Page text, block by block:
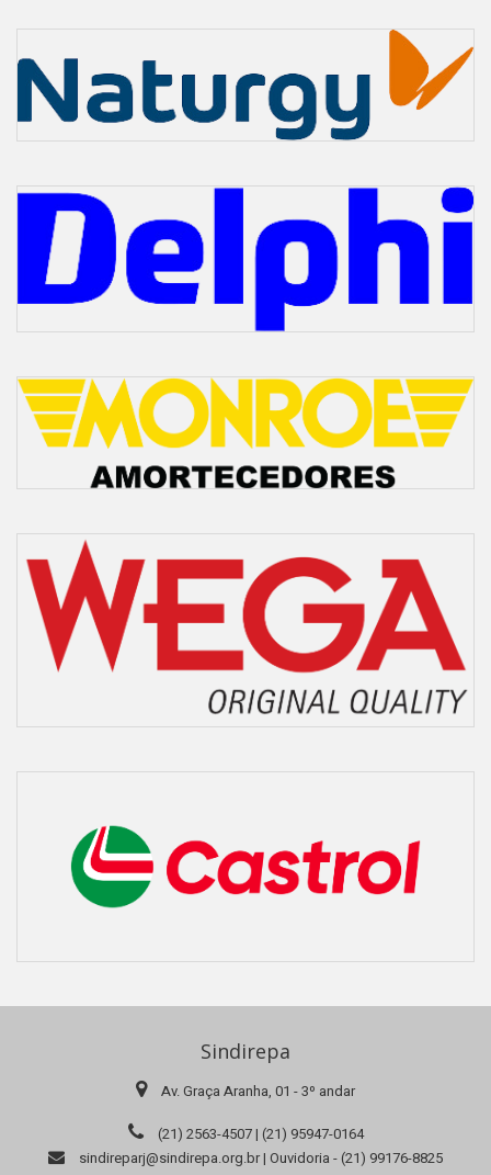
Sindirepa
Av. Graça Aranha, 01 - 3º andar
(21) 2563-4507 | (21) 95947-0164
sindireparj@sindirepa.org.br | Ouvidoria - (21) 99176-8825